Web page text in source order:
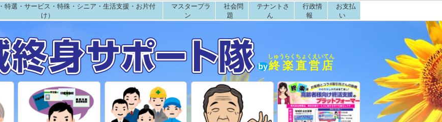
特選・サービス・特殊・シニア・生活支援・お片付
け）
マスタープラ
ン
社会問
題
テナントさ
ん
行政情
報
お支払
い
by終楽直営店
しゅうらくちょくえいてん